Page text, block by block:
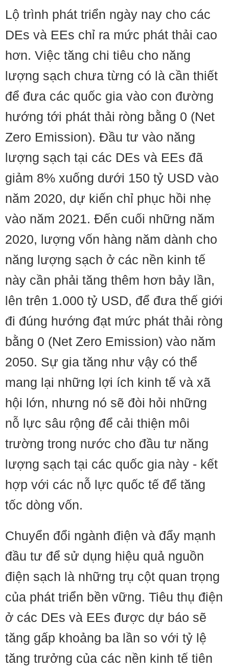
Lộ trình phát triển ngày nay cho các
DEs và EEs chỉ ra mức phát thải cao
hơn. Việc tăng chi tiêu cho năng
lượng sạch chưa từng có là cần thiết
để đưa các quốc gia vào con đường
hướng tới phát thải ròng bằng 0 (Net
Zero Emission). Đầu tư vào năng
lượng sạch tại các DEs và EEs đã
giảm 8% xuống dưới 150 tỷ USD vào
năm 2020, dự kiến ​​chỉ phục hồi nhẹ
vào năm 2021. Đến cuối những năm
2020, lượng vốn hàng năm dành cho
năng lượng sạch ở các nền kinh tế
này cần phải tăng thêm hơn bảy lần,
lên trên 1.000 tỷ USD, để đưa thế giới
đi đúng hướng đạt mức phát thải ròng
bằng 0 (Net Zero Emission) vào năm
2050. Sự gia tăng như vậy có thể
mang lại những lợi ích kinh tế và xã
hội lớn, nhưng nó sẽ đòi hỏi những
nỗ lực sâu rộng để cải thiện môi
trường trong nước cho đầu tư năng
lượng sạch tại các quốc gia này - kết
hợp với các nỗ lực quốc tế để tăng
tốc dòng vốn.
Chuyển đổi ngành điện và đẩy mạnh
đầu tư để sử dụng hiệu quả nguồn
điện sạch là những trụ cột quan trọng
của phát triển bền vững. Tiêu thụ điện
ở các DEs và EEs được dự báo sẽ
tăng gấp khoảng ba lần so với tỷ lệ
tăng trưởng của các nền kinh tế tiên